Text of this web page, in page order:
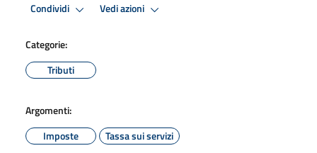
Condividi Vedi azioni
Categorie:
Tributi
Argomenti:
Imposte
Tassa sui servizi